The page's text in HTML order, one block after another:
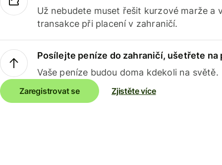
Už nebudete muset řešit kurzové marže a
transakce při placení v zahraničí.
Posílejte peníze do zahraničí, ušetřete na
Vaše peníze budou doma kdekoli na světě.
Zaregistrovat se Zjistěte více